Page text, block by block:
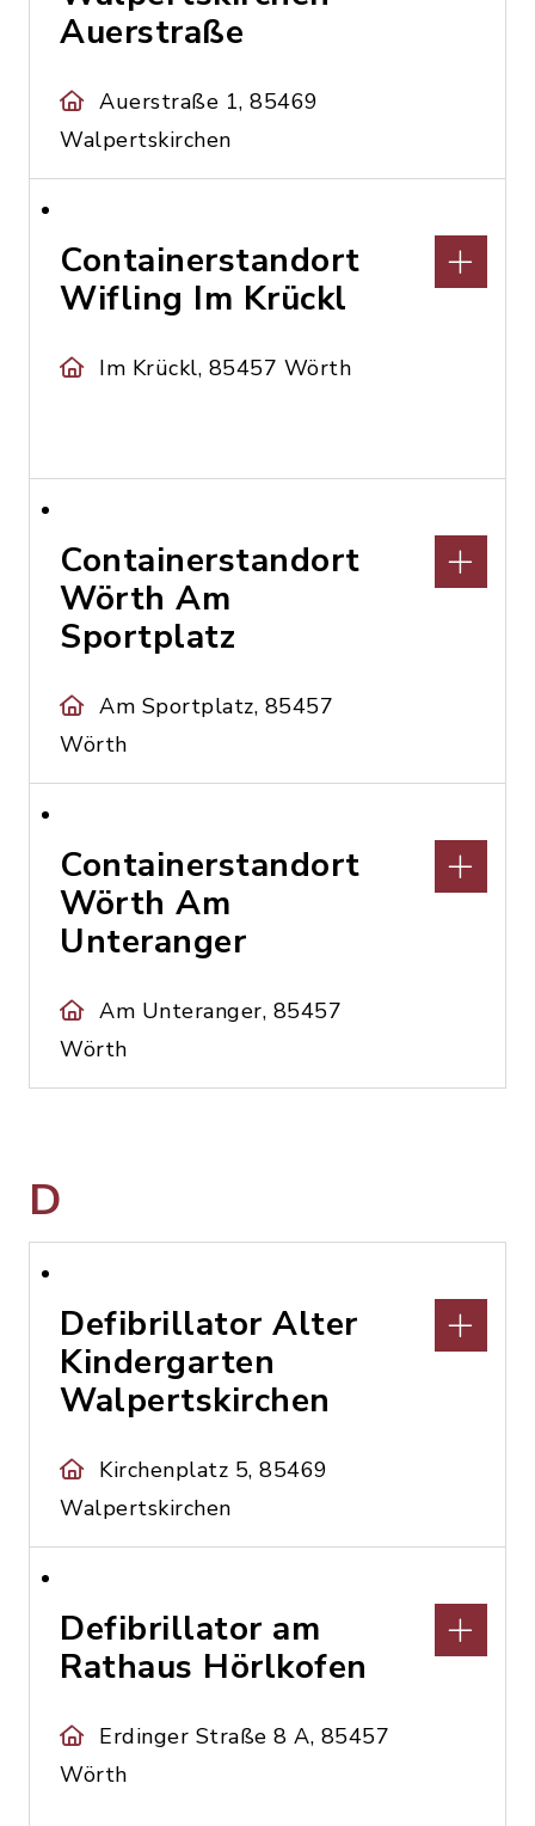
Auerstraße
Auerstraße 1, 85469
Walpertskirchen
Containerstandort
Wifling Im Krückl
Im Krückl, 85457 Wörth
Containerstandort
Wörth Am
Sportplatz
Am Sportplatz, 85457
Wörth
Containerstandort
Wörth Am
Unteranger
Am Unteranger, 85457
Wörth
D
Defibrillator Alter
Kindergarten
Walpertskirchen
Kirchenplatz 5, 85469
Walpertskirchen
Defibrillator am
Rathaus Hörlkofen
Erdinger Straße 8 A, 85457
Wörth